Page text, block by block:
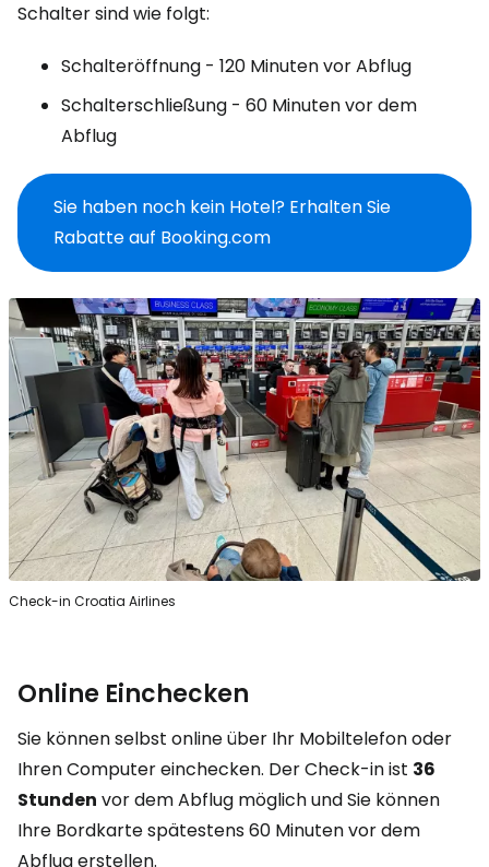
Schalter sind wie folgt:
Schalteröffnung - 120 Minuten vor Abflug
Schalterschließung - 60 Minuten vor dem
Abflug
Sie haben noch kein Hotel? Erhalten Sie
Rabatte auf Booking.com
Check-in Croatia Airlines
Online Einchecken
Sie können selbst online über Ihr Mobiltelefon oder
Ihren Computer einchecken. Der Check-in ist 36
Stunden vor dem Abflug möglich und Sie können
Ihre Bordkarte spätestens 60 Minuten vor dem
Abflug erstellen.